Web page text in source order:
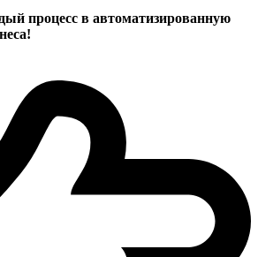
процесс в автоматизированную